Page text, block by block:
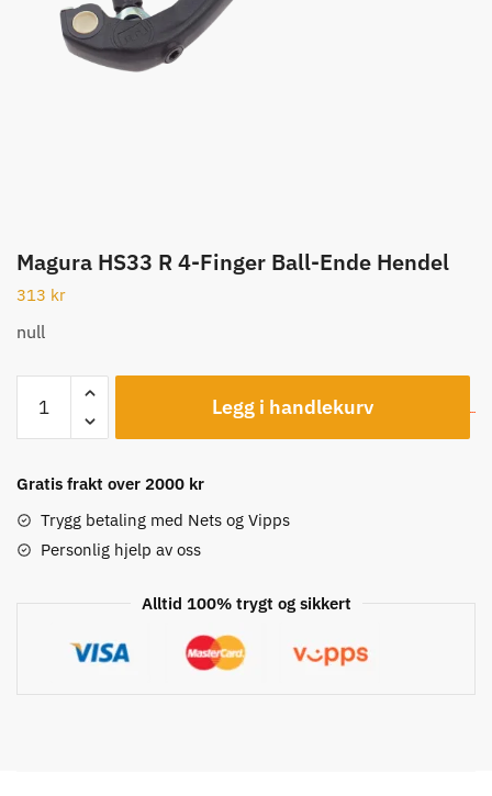
Magura HS33 R 4-Finger Ball-Ende Hendel
313 kr
null
HS33
R
Finger
Ball-
Ende
Legg i handlekurv
Gratis frakt over 2000 kr
Trygg betaling med Nets og Vipps
Personlig hjelp av oss
Alltid 100% trygt og sikkert